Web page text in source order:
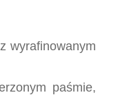
wyrafinowanym
paśmie,